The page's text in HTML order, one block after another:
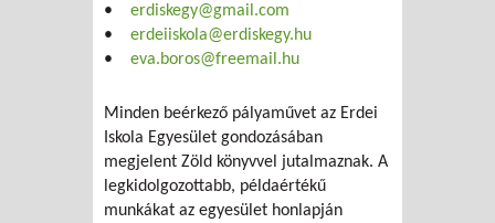
• erdiskegy@gmail.com
• erdeiiskola@erdiskegy.hu
• eva.boros@freemail.hu
Minden beérkező pályaművet az Erdei
Iskola Egyesület gondozásában
megjelent Zöld könyvvel jutalmaznak. A
legkidolgozottabb, példaértékű
munkákat az egyesület honlapján